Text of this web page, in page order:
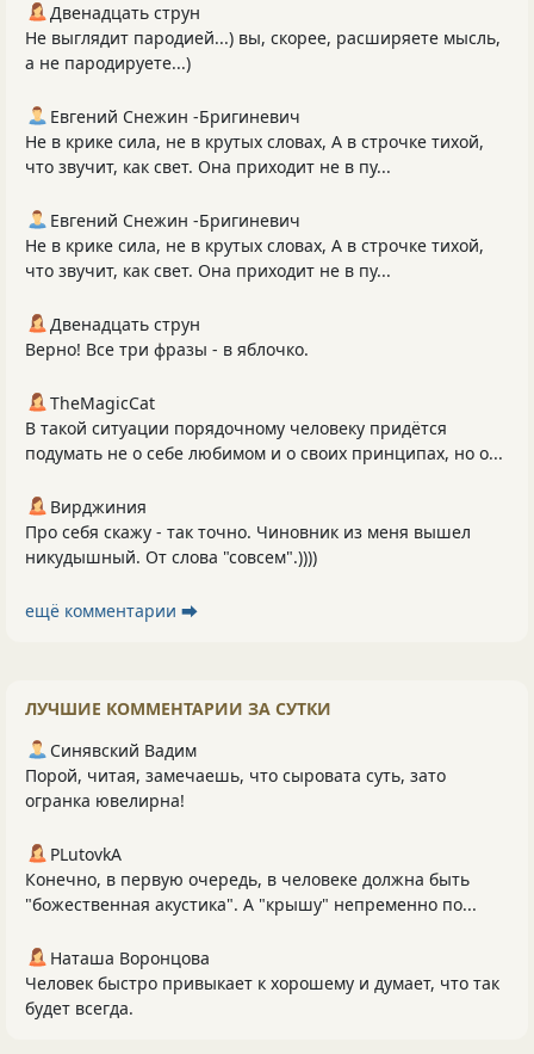
Двенадцать струн
Не выглядит пародией...) вы, скорее, расширяете мысль,
а не пародируете...)
Евгений Снежин -Бригиневич
Не в крике сила, не в крутых словах, А в строчке тихой,
что звучит, как свет. Она приходит не в пу...
Евгений Снежин -Бригиневич
Не в крике сила, не в крутых словах, А в строчке тихой,
что звучит, как свет. Она приходит не в пу...
Двенадцать струн
Верно! Все три фразы - в яблочко.
TheMagicCat
В такой ситуации порядочному человеку придётся
подумать не о себе любимом и о своих принципах, но о...
Вирджиния
Про себя скажу - так точно. Чиновник из меня вышел
никудышный. От слова "совсем".))))
ещё комментарии ⮕
ЛУЧШИЕ КОММЕНТАРИИ ЗА СУТКИ
Синявский Вадим
Порой, читая, замечаешь, что сыровата суть, зато
огранка ювелирна!
PLutоvkА
Конечно, в первую очередь, в человеке должна быть
"божественная акустика". А "крышу" непременно по...
Наташа Воронцова
Человек быстро привыкает к хорошему и думает, что так
будет всегда.